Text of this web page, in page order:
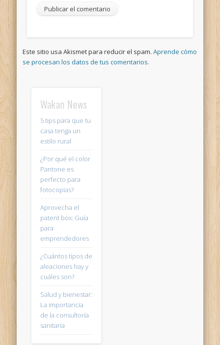
Este sitio usa Akismet para reducir el spam.Aprende cómo
se procesan los datos de tus comentarios.
Wakan News
5 tips para que tu
casa tenga un
estilo rural
¿Por qué el color
Pantone es
perfecto para
fotocopias?
Aprovecha el
patent box: Guía
para
emprendedores
¿Cuántos tipos de
aleaciones hay y
cuáles son?
Salud y bienestar:
La importancia
de la consultoría
sanitaria